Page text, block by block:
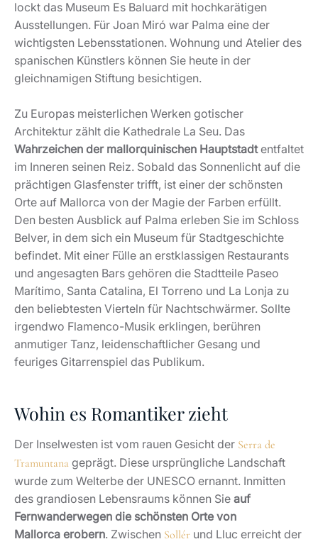
lockt das Museum Es Baluard mit hochkarätigen
Ausstellungen. Für Joan Miró war Palma eine der
wichtigsten Lebensstationen. Wohnung und Atelier des
spanischen Künstlers können Sie heute in der
gleichnamigen Stiftung besichtigen.
Zu Europas meisterlichen Werken gotischer
Architektur zählt die Kathedrale La Seu. Das
Wahrzeichen der mallorquinischen Hauptstadtentfaltet
im Inneren seinen Reiz. Sobald das Sonnenlicht auf die
prächtigen Glasfenster trifft, ist einer der schönsten
Orte auf Mallorca von der Magie der Farben erfüllt.
Den besten Ausblick auf Palma erleben Sie im Schloss
Belver, in dem sich ein Museum für Stadtgeschichte
befindet. Mit einer Fülle an erstklassigen Restaurants
und angesagten Bars gehören die Stadtteile Paseo
Marítimo, Santa Catalina, El Torreno und La Lonja zu
den beliebtesten Vierteln für Nachtschwärmer. Sollte
irgendwo Flamenco-Musik erklingen, berühren
anmutiger Tanz, leidenschaftlicher Gesang und
feuriges Gitarrenspiel das Publikum.
Wohin es Romantiker zieht
Der Inselwesten ist vom rauen Gesicht der Serra de
Tramuntana geprägt. Diese ursprüngliche Landschaft
wurde zum Welterbe der UNESCO ernannt. Inmitten
des grandiosen Lebensraums können Sie auf
Fernwanderwegen die schönsten Orte von
Mallorca erobern. Zwischen Sollér und Lluc erreicht der